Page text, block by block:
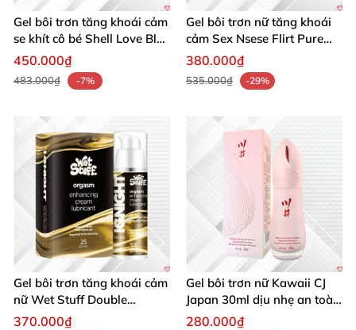
Gel bôi trơn tăng khoái cảm
se khít cô bé Shell Love Blue
50ml
450.000₫
483.000₫ -7%
Gel bôi trơn nữ tăng khoái
cảm Sex Nsese Flirt Pure
Slip 60ml
380.000₫
535.000₫ -29%
Gel bôi trơn tăng khoái cảm
nữ Wet Stuff Double
Strength - Chai 25g
370.000₫
Gel bôi trơn nữ Kawaii CJ
Japan 30ml dịu nhẹ an toàn
tăng khoái cảm
280.000₫